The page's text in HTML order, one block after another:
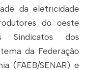
da eletricidade
do oeste
Sindicatos dos
da Federação
(FAEB/SENAR) e